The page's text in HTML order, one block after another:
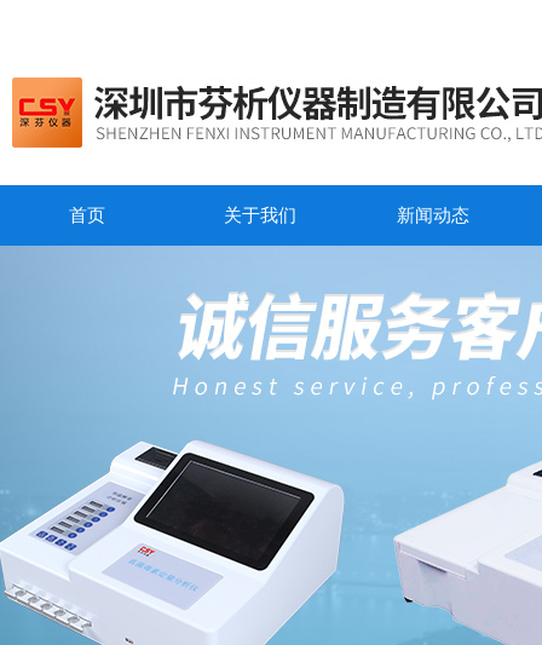
首页 关于我们 新闻动态